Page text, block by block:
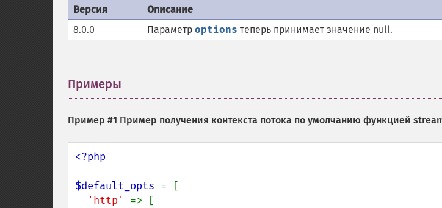
Версия
Описание
8.0.0
Параметр options теперь принимает значение null.
Примеры
Пример #1 Пример получения контекста потока по умолчанию функцией
<?php
$default_opts = [
'http' => [